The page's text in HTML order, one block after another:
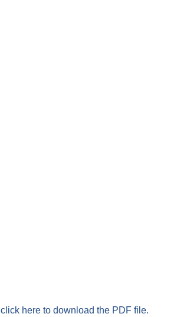
click here to download the PDF file.